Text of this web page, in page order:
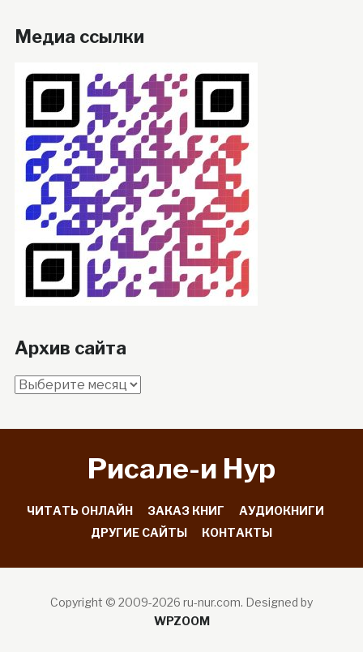
Медиа ссылки
Архив сайта
Архив
Рисале-и Hyp
ЧИТАТЬ ОНЛАЙН ЗАКАЗ КНИГ
АУДИОКНИГИ
ДРУГИЕ САЙТЫ
КОНТАКТЫ
Copyright © 2009-2026 ru-nur.com. Designed by
WPZOOM